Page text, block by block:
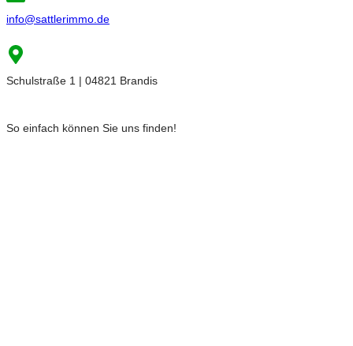
info@sattlerimmo.de
Schulstraße 1 | 04821 Brandis
So einfach können Sie uns finden!